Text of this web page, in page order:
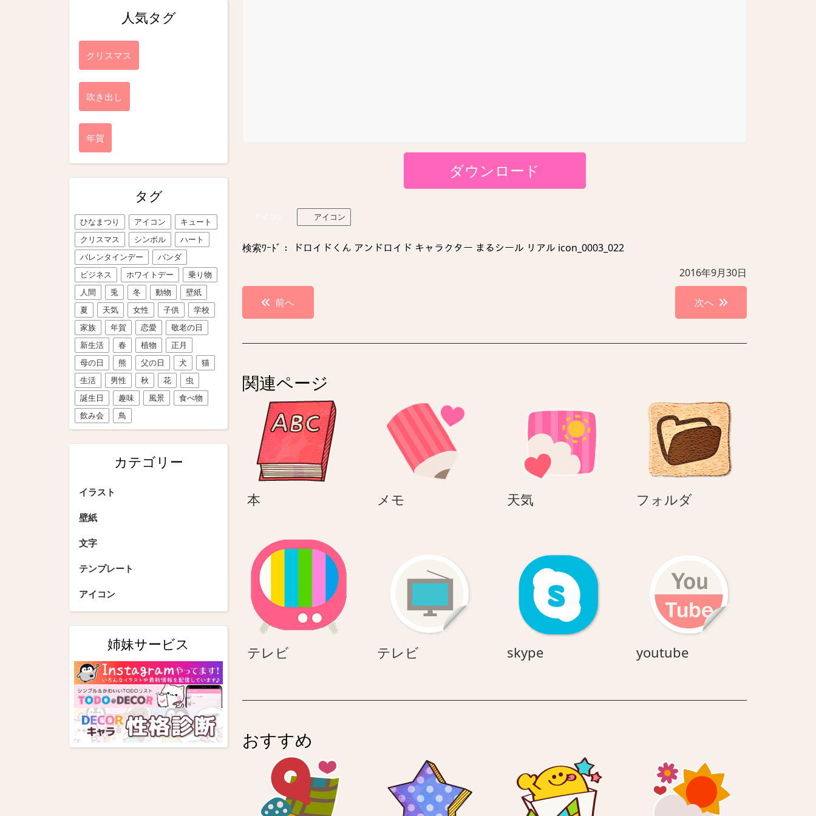
人気タグ
クリスマス
吹き出し
年賀
タグ
ひなまつり アイコン
キュート
クリスマス
シンボル
ハート
バレンタインデー
パンダ
ビジネス
ホワイトデー
乗り物
人間
兎 冬 動物
壁紙
夏
天気 女性 子供
学校
家族
年賀 恋愛
敬老の日
新生活
春 植物
正月
母の日
熊 父の日 犬
猫
生活
男性 秋 花
虫
誕生日
趣味 風景
食べ物
飲み会
鳥
カテゴリー
イラスト
壁紙
文字
テンプレート
アイコン
姉妹サービス
ダウンロード
アイコン
検索ﾜｰﾄﾞ： ドロイドくん アンドロイド キャラクター まるシール リアル icon_0003_022
2016年9月30日
投
稿
ナ
ゲ
シ
ョ
ン
前へ 次へ
関連ページ
本 メモ 天気天
フォルダフ
テレビ テレビテ
skypeskype youtubeyoutube
おすすめ